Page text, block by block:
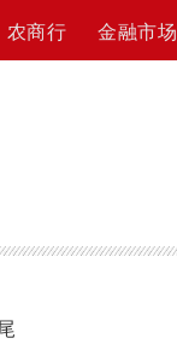
农商行 金融市场